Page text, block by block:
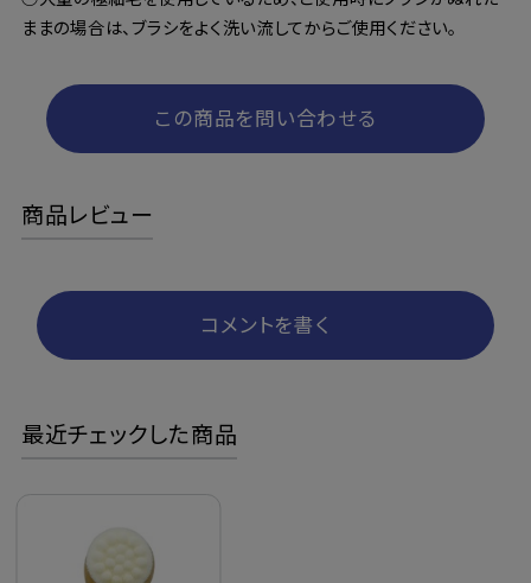
ままの場合は、ブラシをよく洗い流してからご使用ください。
この商品を問い合わせる
商品レビュー
コメントを書く
最近チェックした商品